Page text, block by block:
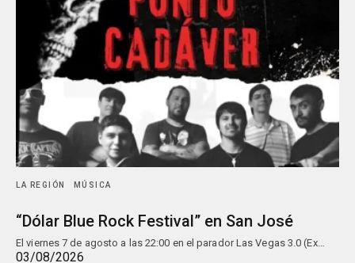
LA REGIÓN MÚSICA
“Dólar Blue Rock Festival” en San José
El viernes 7 de agosto a las 22:00 en el parador Las Vegas 3.0 (Ex…
03/08/2026